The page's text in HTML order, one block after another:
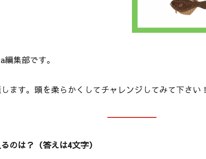
集部です。
ます。頭を柔らかくしてチャレンジしてみて下さい！
のは？（答えは4文字）